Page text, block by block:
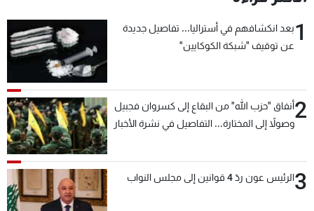
1بعد انكشافهم في أستراليا... تفاصيل جديدة
عن توقيف "شبكة الكوكايين"
2أنفاق "حزب الله" من البقاع إلى كسروان فجبيل
وصولاً إلى المختارة... التفاصيل في نشرة الأخبار
3الرئيس عون ردّ 4 قوانين إلى مجلس النواب
شاهد البرامج
الترددات
الإنـتـاج
لاعلاناتكم
تواصل معنا
شروط الإسـتخدام
سياسة الخصوصية